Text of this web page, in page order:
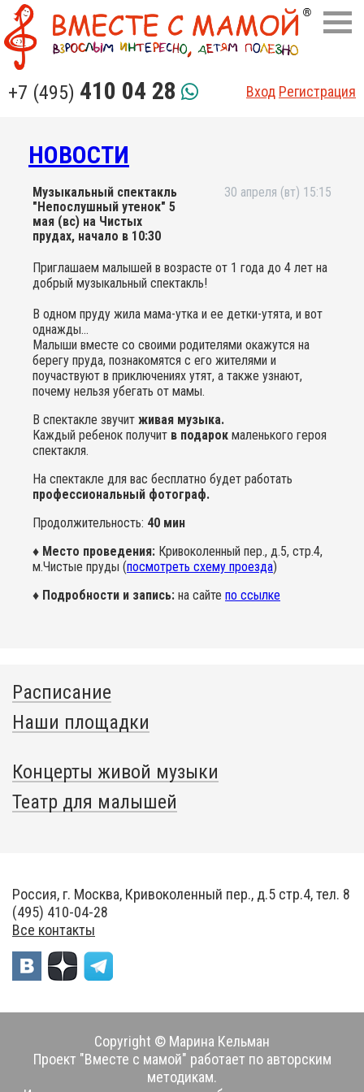
+7 (495) 410 04 28 Вход Регистрация
НОВОСТИ
Музыкальный спектакль
"Непослушный утенок" 5
мая (вс) на Чистых
прудах, начало в 10:30
30 апреля (вт) 15:15
Приглашаем малышей в возрасте от 1 года до 4 лет на
добрый музыкальный спектакль!
В одном пруду жила мама-утка и ее детки-утята, и вот
однажды...
Малыши вместе со своими родителями окажутся на
берегу пруда, познакомятся с его жителями и
поучаствуют в приключениях утят, а также узнают,
почему нельзя убегать от мамы.
В спектакле звучит живая музыка.
Каждый ребенок получит в подарок маленького героя
спектакля.
На спектакле для вас бесплатно будет работать
профессиональный фотограф.
Продолжительность: 40 мин
♦ Место проведения: Кривоколенный пер., д.5, стр.4,
м.Чистые пруды (посмотреть схему проезда)
♦ Подробности и запись: на сайте по ссылке
Расписание
Наши площадки
Концерты живой музыки
Театр для малышей
Россия, г. Москва, Кривоколенный пер., д.5 стр.4, тел. 8
(495) 410-04-28
Все контакты
Copyright © Марина Кельман
Проект "Вместе с мамой" работает по авторским
методикам.